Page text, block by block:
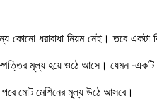
ধরাবাধা নিয়ম নেই। তবে একটা
মূল্য হয়ে ওঠে আসে। যেমন -
মোট মেশিনের মূল্য উঠে আসবে।